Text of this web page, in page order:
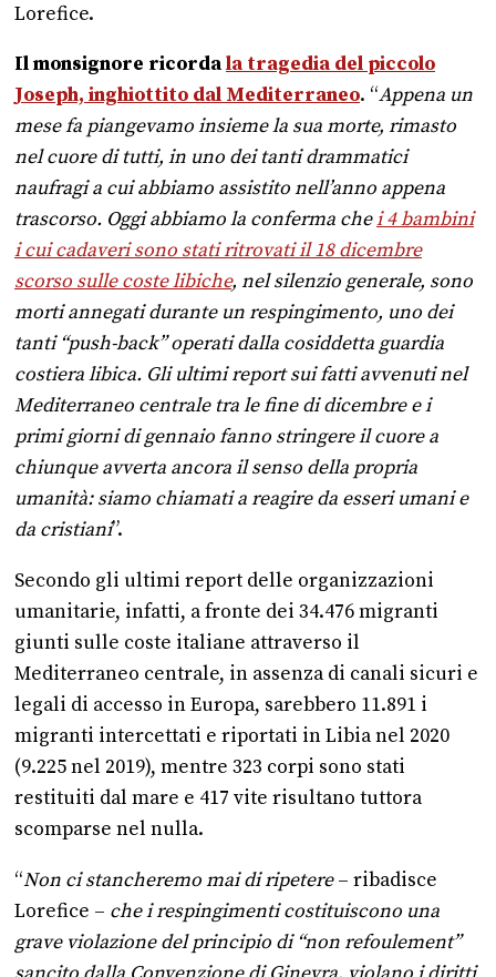
Lorefice.
Il monsignore ricordala tragedia del piccolo
Joseph, inghiottito dal Mediterraneo. “Appena un
mese fa piangevamo insieme la sua morte, rimasto
nel cuore di tutti, in uno dei tanti drammatici
naufragi a cui abbiamo assistito nell’anno appena
trascorso. Oggi abbiamo la conferma chei 4 bambini
i cui cadaveri sono stati ritrovati il 18 dicembre
scorso sulle coste libiche, nel silenzio generale, sono
morti annegati durante un respingimento, uno dei
tanti “push-back” operati dalla cosiddetta guardia
costiera libica. Gli ultimi report sui fatti avvenuti nel
Mediterraneo centrale tra le fine di dicembre e i
primi giorni di gennaio fanno stringere il cuore a
chiunque avverta ancora il senso della propria
umanità: siamo chiamati a reagire da esseri umani e
da cristiani”.
Secondo gli ultimi report delle organizzazioni
umanitarie, infatti, a fronte dei 34.476 migranti
giunti sulle coste italiane attraverso il
Mediterraneo centrale, in assenza di canali sicuri e
legali di accesso in Europa, sarebbero 11.891 i
migranti intercettati e riportati in Libia nel 2020
(9.225 nel 2019), mentre 323 corpi sono stati
restituiti dal mare e 417 vite risultano tuttora
scomparse nel nulla.
“Non ci stancheremo mai di ripetere– ribadisce
Lorefice – che i respingimenti costituiscono una
grave violazione del principio di “non refoulement”